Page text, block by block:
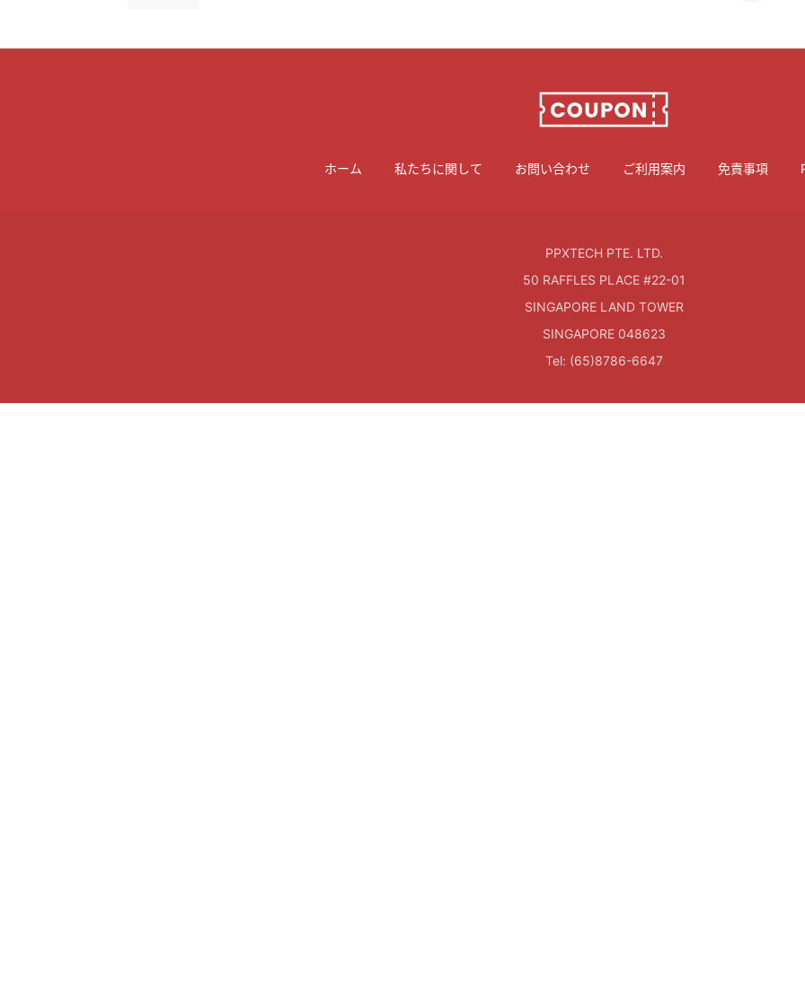
ホーム 私たちに関して お問い合わせ ご利用案内 免責事項
PPXTECH PTE. LTD.
50 RAFFLES PLACE #22-01
SINGAPORE LAND TOWER
SINGAPORE 048623
Tel: (65)8786-6647